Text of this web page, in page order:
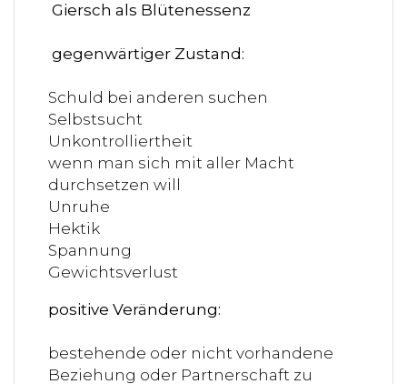
Giersch als Blütenessenz
gegenwärtiger Zustand:
Schuld bei anderen suchen
Selbstsucht
Unkontrolliertheit
wenn man sich mit aller Macht
durchsetzen will
Unruhe
Hektik
Spannung
Gewichtsverlust
positive Veränderung:
bestehende oder nicht vorhandene
Beziehung oder Partnerschaft zu